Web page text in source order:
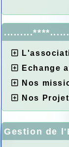
Echange
Nos
Nos
Gestion de